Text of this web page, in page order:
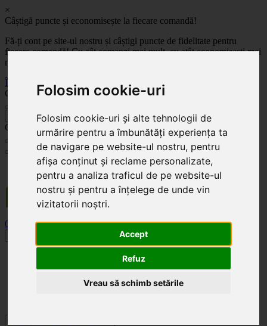
Folosim cookie-uri
Folosim cookie-uri și alte tehnologii de
urmărire pentru a îmbunătăți experiența ta
de navigare pe website-ul nostru, pentru
afișa conținut și reclame personalizate,
pentru a analiza traficul de pe website-ul
nostru și pentru a înțelege de unde vin
vizitatorii noștri.
Accept
Refuz
Vreau să schimb setările
×
Câștigă puncte și economisește la fiecare comandă!
Fă-ți cont pe site-ul nostru și câștigi puncte de fidelitate pentru
fiecare comandă! Cu cât comanzi mai mult, cu atât economisești mai
mult!
Înregistrează-te acum
Celoplast
Celoplast
Transportul este GRATUIT pentru comenzile mai mari de 350 Lei. Comanda minimă în
valoare de 100 Lei. Expediere în 1 - 2 zile lucrătoare.
0
Categorii